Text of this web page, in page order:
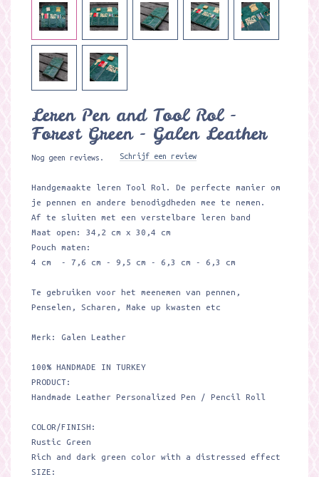
Leren Pen and Tool Rol -
Forest Green - Galen Leather
Nog geen reviews. Schrijf een review
Handgemaakte leren Tool Rol. De perfecte manier om
je pennen en andere benodigdheden mee te nemen.
Af te sluiten met een verstelbare leren band
Maat open: 34,2 cm x 30,4 cm
Pouch maten:
4 cm - 7,6 cm - 9,5 cm - 6,3 cm - 6,3 cm
Te gebruiken voor het meenemen van pennen,
Penselen, Scharen, Make up kwasten etc
Merk: Galen Leather
100% HANDMADE IN TURKEY
PRODUCT:
Handmade Leather Personalized Pen / Pencil Roll
COLOR/FINISH:
Rustic Green
Rich and dark green color with a distressed effect
SIZE: